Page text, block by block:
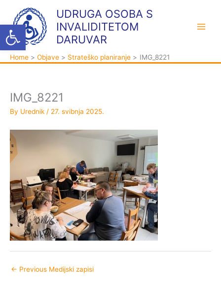
Open toolbar
content
UDRUGA OSOBA S
INVALIDITETOM
DARUVAR
Home Objave Strateško planiranje IMG_8221
IMG_8221
By Urednik / 27. svibnja 2025.
← Previous Medijski zapisi
t
e
g
j
h
i
v